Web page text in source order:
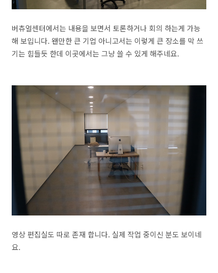
버츄얼센터에서는 내용을 보면서 토론하거나 회의 하는게 가능
해 보입니다. 왠만한 큰 기업 아니고서는 이렇게 큰 장소를 막 쓰
기는 힘들듯 한데 이곳에서는 그냥 쓸 수 있게 해주네요.
영상 편집실도 따로 존재 합니다. 실제 작업 중이신 분도 보이네
요.